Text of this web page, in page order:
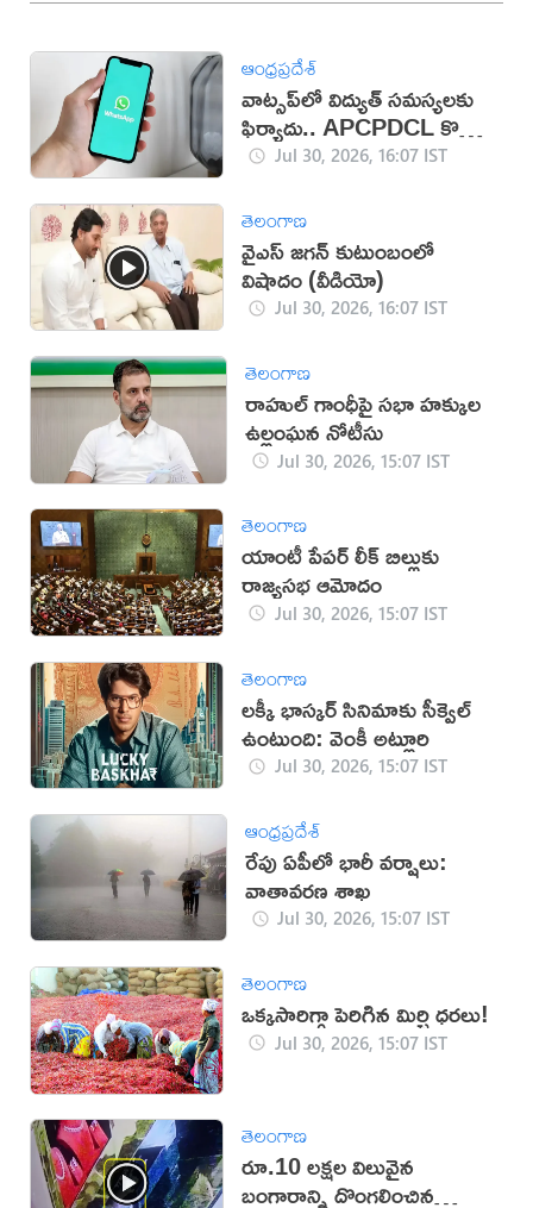
ఆంధ్రప్రదేశ్
వాట్సప్‌లో విద్యుత్ సమస్యలకు
ఫిర్యాదు.. APCPDCL కొత్త
సేవలుJul 30, 2026, 16:07 IST
తెలంగాణ
వైఎస్ జగన్ కుటుంబంలో
విషాదం (వీడియో)
Jul 30, 2026, 16:07 IST
తెలంగాణ
రాహుల్ గాంధీపై సభా హక్కుల
ఉల్లంఘన నోటీసు
Jul 30, 2026, 15:07 IST
తెలంగాణ
యాంటీ పేపర్ లీక్ బిల్లుకు
రాజ్యసభ ఆమోదం
Jul 30, 2026, 15:07 IST
తెలంగాణ
లక్కీ భాస్కర్ సినిమాకు సీక్వెల్
ఉంటుంది: వెంకీ అట్లూరి
Jul 30, 2026, 15:07 IST
ఆంధ్రప్రదేశ్
రేపు ఏపీలో భారీ వర్షాలు:
వాతావరణ శాఖ
Jul 30, 2026, 15:07 IST
తెలంగాణ
ఒక్కసారిగ్గా పెరిగిన మిర్చి ధరలు!
Jul 30, 2026, 15:07 IST
తెలంగాణ
రూ.10 లక్షల విలువైన
బంగారాన్ని దొంగలించిన